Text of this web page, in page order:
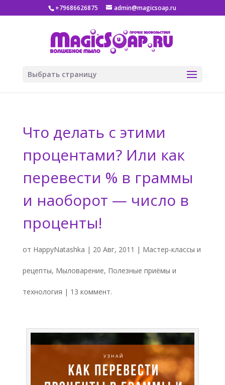
+79686626875 admin@magicsoap.ru
Выбрать страницу
Что делать с этими
процентами? Или как
перевести % в граммы
и наоборот — число в
проценты!
от HappyNatashka | 20 Авг, 2011 | Мастер-классы и
рецепты, Мыловарение, Полезные приёмы и
технология | 13 коммент.